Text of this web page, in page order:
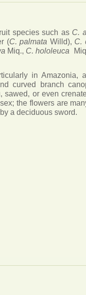
species such asC.
(C. palmata Willd), C.
Miq., C. hololeuca
in Amazonia,
curved branch
sawed, or even
the flowers are
a deciduous sword.